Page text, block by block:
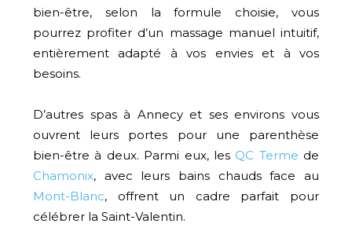
bien-être, selon la formule choisie, vous
pourrez profiter d’un massage manuel intuitif,
entièrement adapté à vos envies et à vos
besoins.
D’autres spas à Annecy et ses environs vous
ouvrent leurs portes pour une parenthèse
bien-être à deux. Parmi eux, les QC Terme de
Chamonix, avec leurs bains chauds face au
Mont-Blanc, offrent un cadre parfait pour
célébrer la Saint-Valentin.